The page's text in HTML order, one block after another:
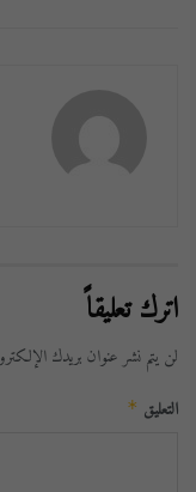
اترك تعليقاً
لن يتم نشر عنوان بريدك
التعليق *